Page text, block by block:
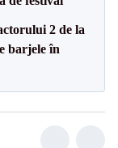
2 de la
barjele în